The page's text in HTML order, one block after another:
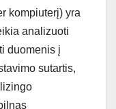
kompiuterį) yra
analizuoti
duomenis į
sutartis,